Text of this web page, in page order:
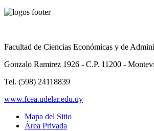
Facultad de Ciencias Económicas y de
Gonzalo Ramirez 1926 - C.P. 11200 -
Tel. (598) 24118839
www.fcea.udelar.edu.uy
Mapa del Sitio
Área Privada